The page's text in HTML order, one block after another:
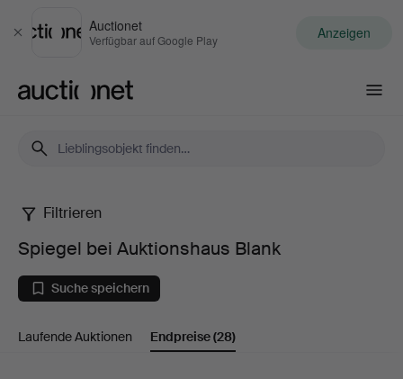
Schließen
Auctionet
Verfügbar auf Google Play Anzeigen
Spiegel
bei
Auktionshaus
Blank
Filtrieren
Spiegel bei Auktionshaus Blank
Suche speichern
Laufende Auktionen Endpreise(28)